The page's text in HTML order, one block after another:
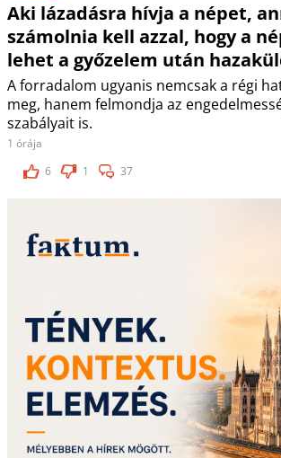
Aki lázadásra hívja a népet,
számolnia kell azzal, hogy a
lehet a győzelem után
A forradalom ugyanis nemcsak a régi
meg, hanem felmondja az
szabályait is.
1 órája
6
1 37